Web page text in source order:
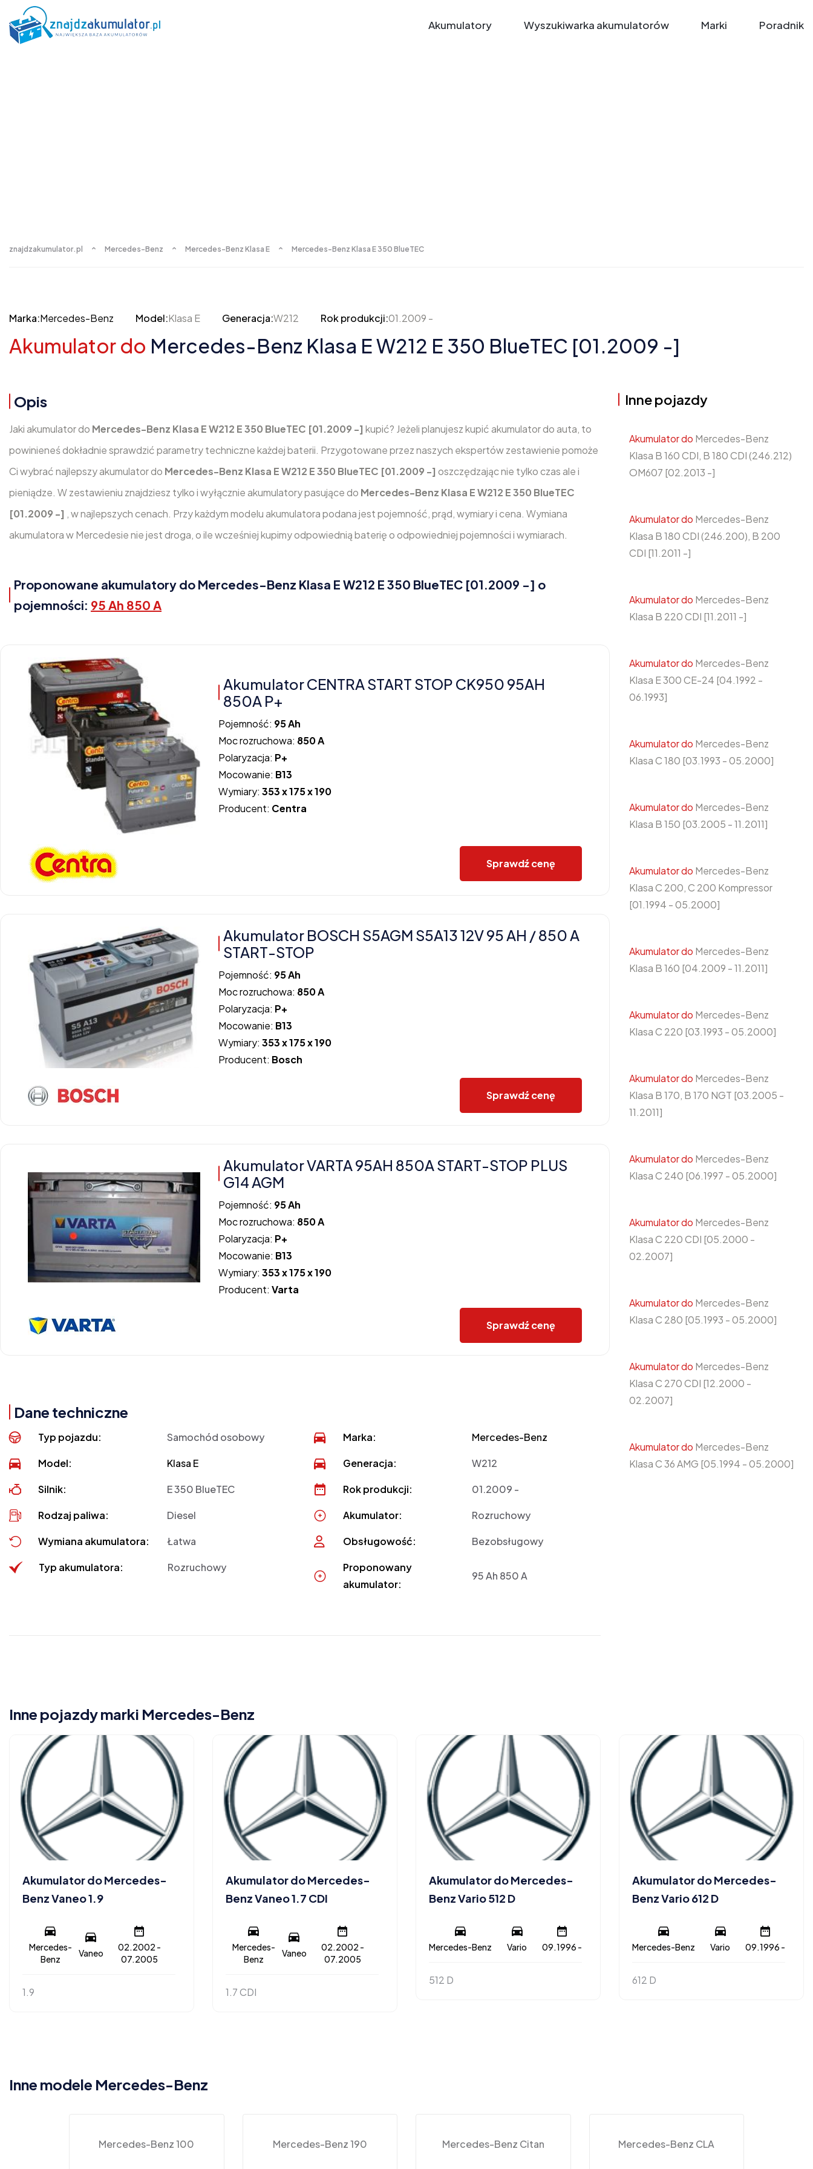
Akumulatory Wyszukiwarka akumulatorów Marki Poradnik
znajdzakumulator.pl Mercedes-Benz Mercedes-Benz Klasa E Mercedes-Benz Klasa E 350 BlueTEC
Marka:Mercedes-Benz Model:Klasa E Generacja:W212 Rok produkcji:01.2009 -
Akumulator do Mercedes-Benz Klasa E W212 E 350 BlueTEC [01.2009 -]
Opis
Jaki akumulator do Mercedes-Benz Klasa E W212 E 350 BlueTEC [01.2009 -] kupić? Jeżeli planujesz kupić akumulator do auta, to
powinieneś dokładnie sprawdzić parametry techniczne każdej baterii. Przygotowane przez naszych ekspertów zestawienie pomoże
Ci wybrać najlepszy akumulator do Mercedes-Benz Klasa E W212 E 350 BlueTEC [01.2009 -] oszczędzając nie tylko czas ale i
pieniądze. W zestawieniu znajdziesz tylko i wyłącznie akumulatory pasujące do Mercedes-Benz Klasa E W212 E 350 BlueTEC
[01.2009 -] , w najlepszych cenach. Przy każdym modelu akumulatora podana jest pojemność, prąd, wymiary i cena. Wymiana
akumulatora w Mercedesie nie jest droga, o ile wcześniej kupimy odpowiednią baterię o odpowiedniej pojemności i wymiarach.
Proponowane akumulatory do Mercedes-Benz Klasa E W212 E 350 BlueTEC [01.2009 -] o
pojemności: 95 Ah 850 A
Akumulator CENTRA START STOP CK950 95AH
850A P+
Pojemność: 95 Ah
Moc rozruchowa: 850 A
Polaryzacja: P+
Mocowanie: B13
Wymiary:353 x 175 x 190
Producent: Centra
Sprawdź cenę
Akumulator BOSCH S5AGM S5A13 12V 95 AH / 850 A
START-STOP
Pojemność: 95 Ah
Moc rozruchowa: 850 A
Polaryzacja: P+
Mocowanie: B13
Wymiary:353 x 175 x 190
Producent: Bosch
Sprawdź cenę
Akumulator VARTA 95AH 850A START-STOP PLUS
G14 AGM
Pojemność: 95 Ah
Moc rozruchowa: 850 A
Polaryzacja: P+
Mocowanie: B13
Wymiary:353 x 175 x 190
Producent:Varta
Sprawdź cenę
Dane techniczne
Typ pojazdu: Samochód osobowy Marka: Mercedes-Benz
Model: Klasa E Generacja: W212
Silnik: E 350 BlueTEC Rok produkcji: 01.2009 -
Rodzaj paliwa: Diesel Akumulator: Rozruchowy
Wymiana akumulatora: Łatwa Obsługowość: Bezobsługowy
Typ akumulatora: Rozruchowy
Proponowany
akumulator:
95 Ah 850 A
Inne pojazdy
Akumulator do Mercedes-Benz
Klasa B 160 CDI, B 180 CDI (246.212)
OM607 [02.2013 -]
Akumulator do Mercedes-Benz
Klasa B 180 CDI (246.200), B 200
CDI [11.2011 -]
Akumulator do Mercedes-Benz
Klasa B 220 CDI [11.2011 -]
Akumulator do Mercedes-Benz
Klasa E 300 CE-24 [04.1992 -
06.1993]
Akumulator do Mercedes-Benz
Klasa C 180 [03.1993 - 05.2000]
Akumulator do Mercedes-Benz
Klasa B 150 [03.2005 - 11.2011]
Akumulator do Mercedes-Benz
Klasa C 200, C 200 Kompressor
[01.1994 - 05.2000]
Akumulator do Mercedes-Benz
Klasa B 160 [04.2009 - 11.2011]
Akumulator do Mercedes-Benz
Klasa C 220 [03.1993 - 05.2000]
Akumulator do Mercedes-Benz
Klasa B 170, B 170 NGT [03.2005 -
11.2011]
Akumulator do Mercedes-Benz
Klasa C 240 [06.1997 - 05.2000]
Akumulator do Mercedes-Benz
Klasa C 220 CDI [05.2000 -
02.2007]
Akumulator do Mercedes-Benz
Klasa C 280 [05.1993 - 05.2000]
Akumulator do Mercedes-Benz
Klasa C 270 CDI [12.2000 -
02.2007]
Akumulator do Mercedes-Benz
Klasa C 36 AMG [05.1994 - 05.2000]
Inne pojazdy marki Mercedes-Benz
Akumulator do Mercedes-
Benz Vaneo 1.9
Mercedes-
Benz
Vaneo
02.2002 -
07.2005
1.9
Akumulator do Mercedes-
Benz Vaneo 1.7 CDI
Mercedes-
Benz
Vaneo
02.2002 -
07.2005
1.7 CDI
Akumulator do Mercedes-
Benz Vario 512 D
Mercedes-Benz Vario 09.1996 -
512 D
Akumulator do Mercedes-
Benz Vario 612 D
Mercedes-Benz Vario 09.1996 -
612 D
Inne modele Mercedes-Benz
Mercedes-Benz 100 Mercedes-Benz 190 Mercedes-Benz Citan Mercedes-Benz CLA